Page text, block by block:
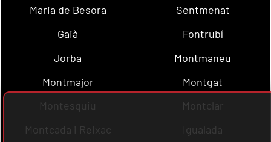
Maria de Besora
Sentmenat
Gaià
Fontrubí
Jorba
Montmaneu
Montmajor
Montgat
Montesquiu
Montclar
Montcada i Reixac
Igualada